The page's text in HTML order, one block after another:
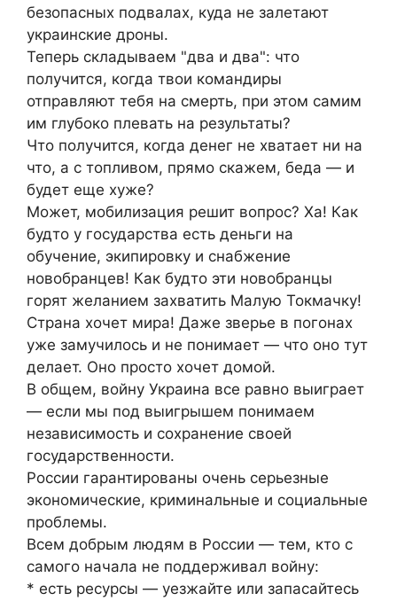
безопасных подвалах, куда не залетают
украинские дроны.
Теперь складываем "два и два": что
получится, когда твои командиры
отправляют тебя на смерть, при этом самим
им глубоко плевать на результаты?
Что получится, когда денег не хватает ни на
что, а с топливом, прямо скажем, беда — и
будет еще хуже?
Может, мобилизация решит вопрос? Ха! Как
будто у государства есть деньги на
обучение, экипировку и снабжение
новобранцев! Как будто эти новобранцы
горят желанием захватить Малую Токмачку!
Страна хочет мира! Даже зверье в погонах
уже замучилось и не понимает — что оно тут
делает. Оно просто хочет домой.
В общем, войну Украина все равно выиграет
— если мы под выигрышем понимаем
независимость и сохранение своей
государственности.
России гарантированы очень серьезные
экономические, криминальные и социальные
проблемы.
Всем добрым людям в России — тем, кто с
самого начала не поддерживал войну:
* есть ресурсы — уезжайте или запасайтесь